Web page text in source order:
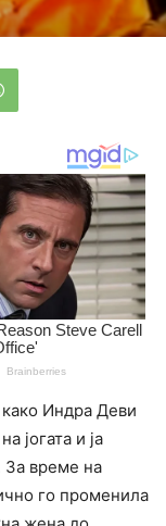
како Индра Деви
јогата и ја
За време на
го променила